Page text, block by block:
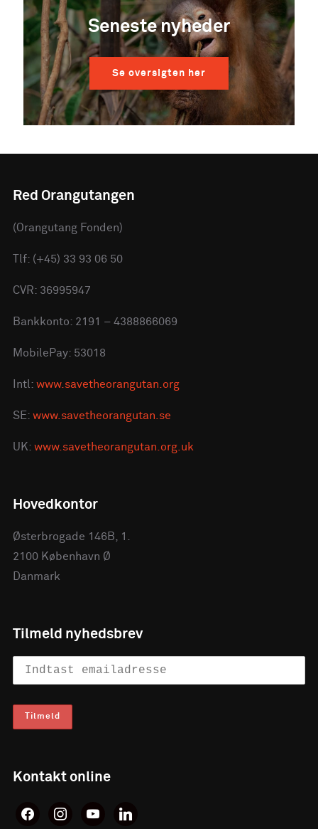
Seneste nyheder
Se oversigten her
Red Orangutangen
(Orangutang Fonden)
Tlf: (+45) 33 93 06 50
CVR: 36995947
Bankkonto: 2191 – 4388866069
MobilePay: 53018
Intl: www.savetheorangutan.org
SE: www.savetheorangutan.se
UK: www.savetheorangutan.org.uk
Hovedkontor
Østerbrogade 146B, 1.
2100 København Ø
Danmark
Tilmeld nyhedsbrev
Kontakt online
facebookinstagramyoutubelinkedin